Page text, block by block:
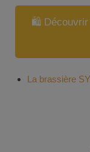
🛍️ Découvrir
La brassière